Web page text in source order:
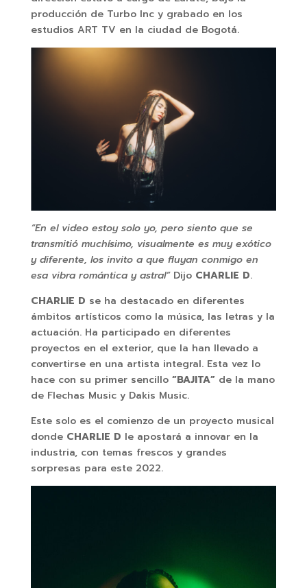
producción de Turbo Inc y grabado en los
estudios ART TV en la ciudad de Bogotá.
“En el video estoy solo yo, pero siento que se
transmitió muchísimo, visualmente es muy exótico
y diferente, los invito a que fluyan conmigo en
esa vibra romántica y astral” Dijo CHARLIE D.
CHARLIE D se ha destacado en diferentes
ámbitos artísticos como la música, las letras y la
actuación. Ha participado en diferentes
proyectos en el exterior, que la han llevado a
convertirse en una artista integral. Esta vez lo
hace con su primer sencillo “BAJITA” de la mano
de Flechas Music y Dakis Music.
Este solo es el comienzo de un proyecto musical
donde CHARLIE D le apostará a innovar en la
industria, con temas frescos y grandes
sorpresas para este 2022.